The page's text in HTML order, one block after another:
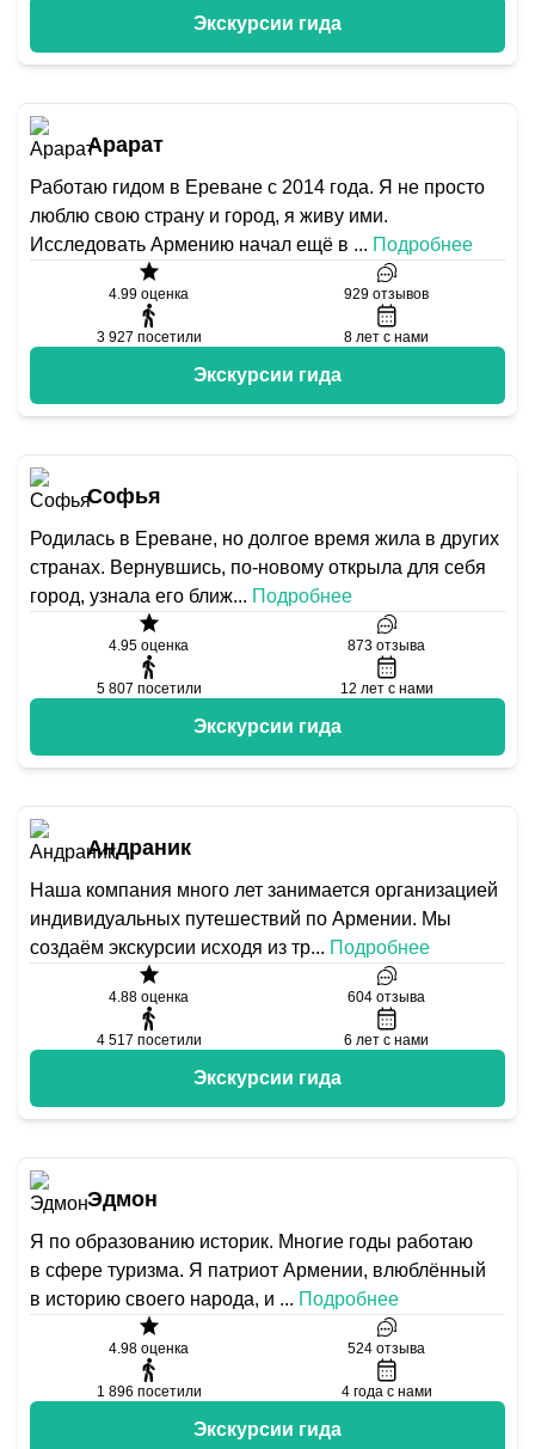
Экскурсии гида
Арарат
Работаю гидом в Ереване с 2014 года. Я не просто
люблю свою страну и город, я живу ими.
Исследовать Армению начал ещё в ... Подробнее
4.99 оценка 929 отзывов
3 927 посетили 8 лет с нами
Экскурсии гида
Софья
Родилась в Ереване, но долгое время жила в других
странах. Вернувшись, по-новому открыла для себя
город, узнала его ближ... Подробнее
4.95 оценка 873 отзыва
5 807 посетили 12 лет с нами
Экскурсии гида
Андраник
Наша компания много лет занимается организацией
индивидуальных путешествий по Армении. Мы
создаём экскурсии исходя из тр... Подробнее
4.88 оценка 604 отзыва
4 517 посетили 6 лет с нами
Экскурсии гида
Эдмон
Я по образованию историк. Многие годы работаю
в сфере туризма. Я патриот Армении, влюблённый
в историю своего народа, и ... Подробнее
4.98 оценка 524 отзыва
1 896 посетили 4 года с нами
Экскурсии гида